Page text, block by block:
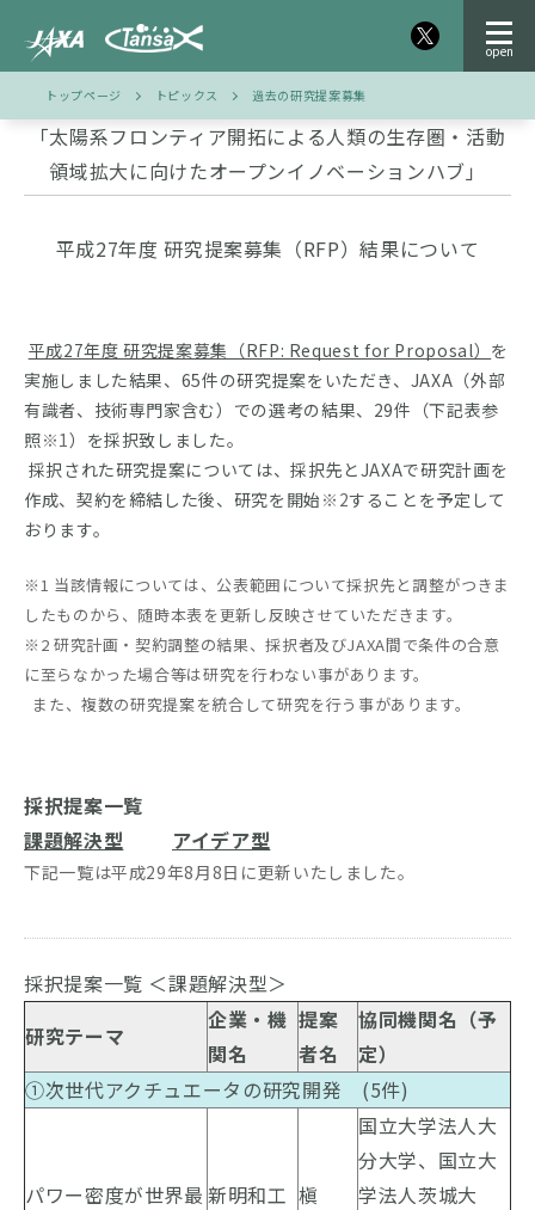
トップページ トピックス 過去の研究提案募集
「太陽系フロンティア開拓による人類の生存圏・活動
領域拡大に向けたオープンイノベーションハブ」
平成27年度 研究提案募集（RFP）結果について
平成27年度 研究提案募集（RFP: Request for Proposal） を
実施しました結果、65件の研究提案をいただき、JAXA（外部
有識者、技術専門家含む）での選考の結果、29件（下記表参
照※1）を採択致しました。
採択された研究提案については、採択先とJAXAで研究計画を
作成、契約を締結した後、研究を開始 ※2することを予定して
おります。
※1 当該情報については、公表範囲について採択先と調整がつきま
したものから、随時本表を更新し反映させていただきます。
※2 研究計画・契約調整の結果、採択者及びJAXA間で条件の合意
に至らなかった場合等は研究を行わない事があります。
また、複数の研究提案を統合して研究を行う事があります。
採択提案一覧
課題解決型
アイデア型
下記一覧は平成29年8月8日に更新いたしました。
採択提案一覧 ＜課題解決型＞
研究テーマ
企業・機
関名
提案
者名
協同機関名（予
定）
①次世代アクチュエータの研究開発 (5件)
パワー密度が世界最 新明和工 槇
国立大学法人大
分大学、国立大
学法人茨城大